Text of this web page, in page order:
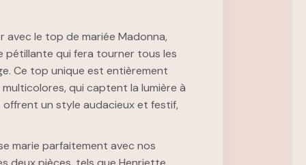
avec le top de mariée Madonna,
pétillante qui fera tourner tous les
Ce top unique est entièrement
qui captent la lumière à
un style audacieux et festif,
marie parfaitement avec nos